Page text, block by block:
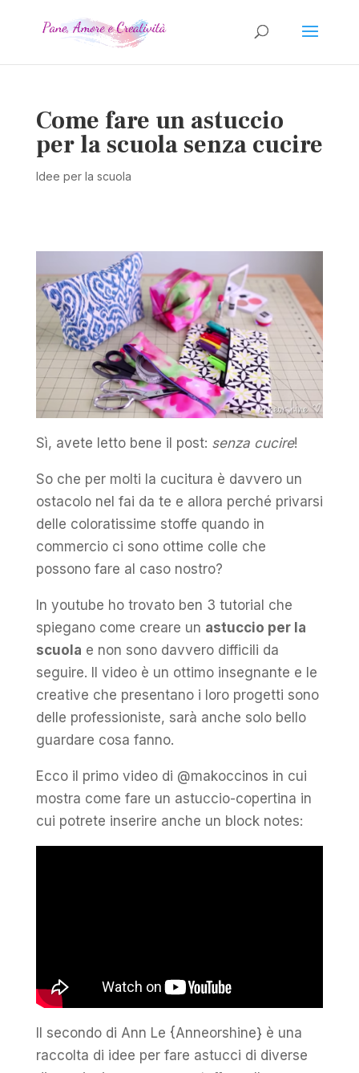
Come fare un astuccio
per la scuola senza cucire
Idee per la scuola
Sì, avete letto bene il post: senza cucire!
So che per molti la cucitura è davvero un
ostacolo nel fai da te e allora perché privarsi
delle coloratissime stoffe quando in
commercio ci sono ottime colle che
possono fare al caso nostro?
In youtube ho trovato ben 3 tutorial che
spiegano come creare un astuccio per la
scuola e non sono davvero difficili da
seguire. Il video è un ottimo insegnante e le
creative che presentano i loro progetti sono
delle professioniste, sarà anche solo bello
guardare cosa fanno.
Ecco il primo video di @makoccinos in cui
mostra come fare un astuccio-copertina in
cui potrete inserire anche un block notes:
Il secondo di Ann Le {Anneorshine} è una
raccolta di idee per fare astucci di diverse